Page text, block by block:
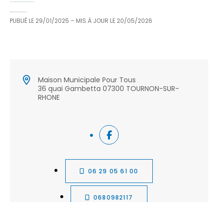
PUBLIÉ LE 29/01/2025 – MIS À JOUR LE 20/05/2026
Maison Municipale Pour Tous
36 quai Gambetta 07300 TOURNON-SUR-
RHONE
06 29 05 61 00
0680982117